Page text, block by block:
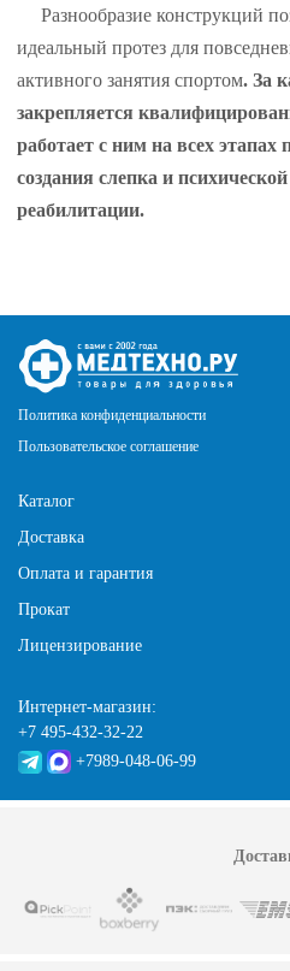
Разнообразие конструкций
идеальный протез для
активного занятия спортом. За
закрепляется
работает с ним на всех этапах
создания слепка и
реабилитации.
Политика конфиденциальности
Пользовательское соглашение
Каталог
Доставка
Оплата и гарантия
Прокат
Лицензирование
Интернет-магазин:
+7 495-432-32-22
+7989-048-06-99